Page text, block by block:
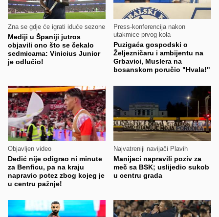
Zna se gdje će igrati iduće sezone
Mediji u Španiji jutros
objavili ono što se čekalo
sedmicama: Vinicius Junior
je odlučio!
Press-konferencija nakon
utakmice prvog kola
Puzigaća gospodski o
Željezničaru i ambijentu na
Grbavici, Muslera na
bosanskom poručio "Hvala!"
Objavljen video
Dedić nije odigrao ni minute
za Benficu, pa na kraju
napravio potez zbog kojeg je
u centru pažnje!
Najvatreniji navijači Plavih
Manijaci napravili poziv za
meč sa BSK; uslijedio sukob
u centru grada